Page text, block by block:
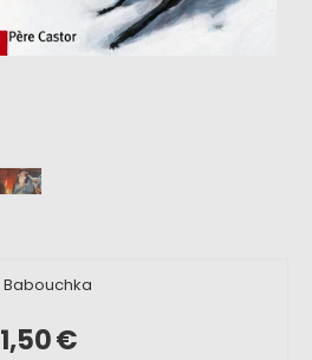
Babouchka
1,50€